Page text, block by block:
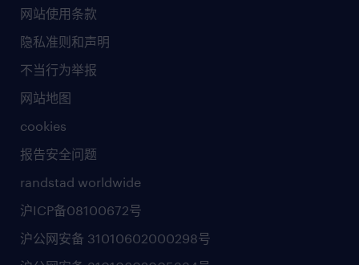
网站使用条款
隐私准则和声明
不当行为举报
网站地图
cookies
报告安全问题
randstad worldwide
沪ICP备08100672号
沪公网安备 31010602000298号